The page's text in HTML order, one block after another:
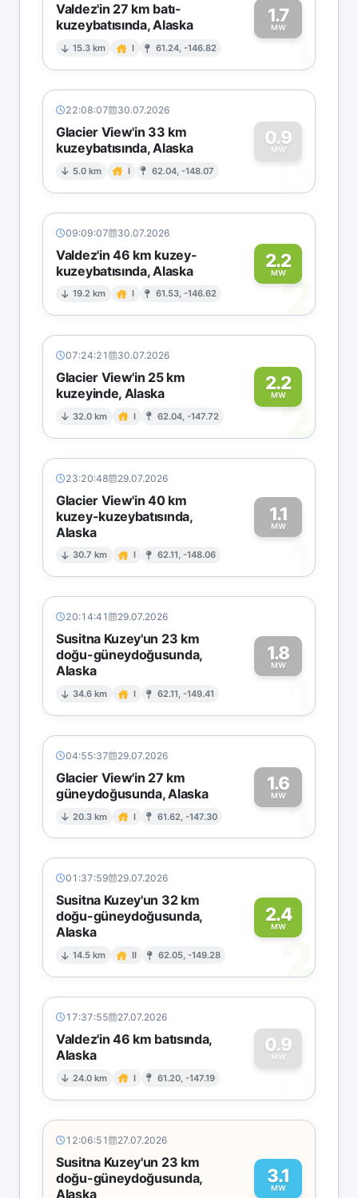
Valdez'in 27 km batı-
kuzeybatısında, Alaska
15.3 km I 61.24, -146.82
1.7
MW1
22:08:07 30.07.2026
Glacier View'in 33 km
kuzeybatısında, Alaska
5.0 km I 62.04, -148.07
0.9
MW
0
09:09:07 30.07.2026
Valdez'in 46 km kuzey-
kuzeybatısında, Alaska
19.2 km I 61.53, -146.62
2.2
MW2
07:24:21 30.07.2026
Glacier View'in 25 km
kuzeyinde, Alaska
32.0 km I 62.04, -147.72
2.2
MW
2
23:20:48 29.07.2026
Glacier View'in 40 km
kuzey-kuzeybatısında,
Alaska
30.7 km I 62.11, -148.06
1.1
MW
1
20:14:41 29.07.2026
Susitna Kuzey'un 23 km
doğu-güneydoğusunda,
Alaska
34.6 km I 62.11, -149.41
1.8
MW
1
04:55:37 29.07.2026
Glacier View'in 27 km
güneydoğusunda, Alaska
20.3 km I 61.62, -147.30
1.6
MW1
01:37:59 29.07.2026
Susitna Kuzey'un 32 km
doğu-güneydoğusunda,
Alaska
14.5 km II 62.05, -149.28
2.4
MW
2
17:37:55 27.07.2026
Valdez'in 46 km batısında,
Alaska
24.0 km I 61.20, -147.19
0.9
MW
0
12:06:51 27.07.2026
Susitna Kuzey'un 23 km
doğu-güneydoğusunda,
Alaska
3.1
MW